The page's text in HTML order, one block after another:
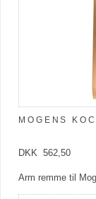
MOGENS
DKK 562,50
Arm remme til